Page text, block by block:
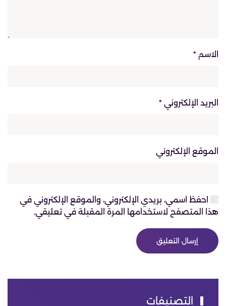
الاسم *
البريد الإلكتروني *
الموقع الإلكتروني
احفظ اسمي، بريدي الإلكتروني، والموقع الإلكتروني في
هذا المتصفح لاستخدامها المرة المقبلة في تعليقي.
إرسال التعليق
التصنيفات